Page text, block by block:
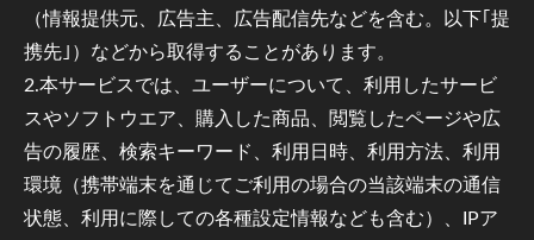
（情報提供元、広告主、広告配信先などを含む。以下｢提
携先｣）などから取得することがあります。
2.本サービスでは、ユーザーについて、利用したサービ
スやソフトウエア、購入した商品、閲覧したページや広
告の履歴、検索キーワード、利用日時、利用方法、利用
環境（携帯端末を通じてご利用の場合の当該端末の通信
状態、利用に際しての各種設定情報なども含む）、IPア